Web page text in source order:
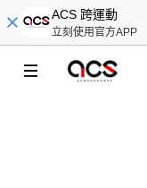
ACS 跨運動
立刻使用官方APP